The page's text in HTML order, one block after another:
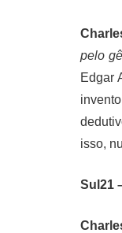
pelo
Edgar
isso,
Sul21